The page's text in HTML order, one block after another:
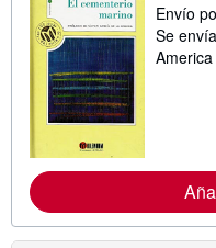
Envío
Se
America